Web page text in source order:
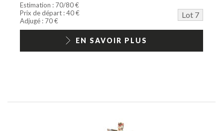
Estimation : 70/80 €
Prix de départ : 40 €
Lot 7
Adjugé : 70 €
EN SAVOIR PLUS